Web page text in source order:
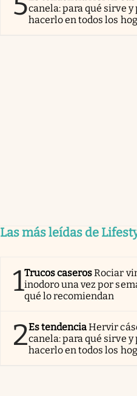
canela: para qué sirve
hacerlo en todos los
Las más leídas de
1Trucos caserosRociar
inodoro una vez por
qué lo recomiendan
2Es tendenciaHervir
canela: para qué sirve
hacerlo en todos los